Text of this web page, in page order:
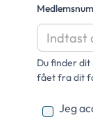
Du finder dit
fået fra dit
Jeg